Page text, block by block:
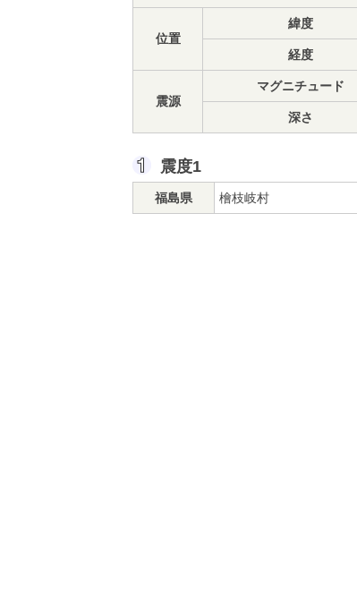
位置
緯度
経度
震源
マグニチュード
深さ
震度1
福島県 檜枝岐村